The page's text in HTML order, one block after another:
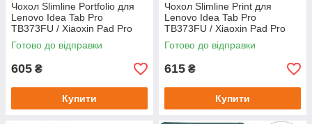
Чохол Slimline Portfolio для
Lenovo Idea Tab Pro
TB373FU / Xiaoxin Pad Pro
12.7" (2025) Rose Gold
Готово до відправки
605 ₴
Купити
Чохол Slimline Print для
Lenovo Idea Tab Pro
TB373FU / Xiaoxin Pad Pro
12.7" (2025) Galaxy
Готово до відправки
615 ₴
Купити